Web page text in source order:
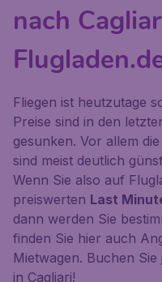
nach
Fliegen ist heutzutage
Preise sind in den
gesunken. Vor allem
sind meist deutlich
Wenn Sie also auf
preiswerten Last
dann werden Sie
finden Sie hier auch
Mietwagen. Buchen
in Cagliari!